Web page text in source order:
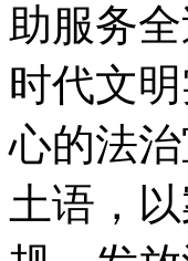
助服务
时代文
心的法
土语，